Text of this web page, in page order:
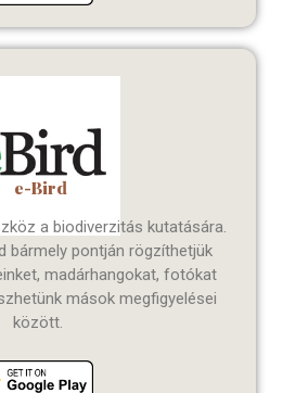
e-Bird
a biodiverzitás kutatására.
bármely pontján rögzíthetjük
madárhangokat, fotókat
mások megfigyelései
között.